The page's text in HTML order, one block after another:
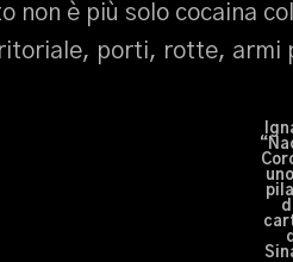
non è più solo cocaina
porti, rotte, armi